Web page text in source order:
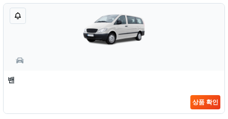
밴
상품 확인